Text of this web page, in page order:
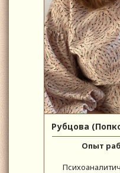
Рубцова
Опыт